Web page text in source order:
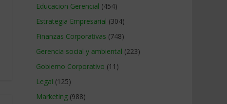
Educacion Gerencial (454)
Estrategia Empresarial (304)
Finanzas Corporativas (748)
Gerencia social y ambiental (223)
Gobierno Corporativo (11)
Legal (125)
Marketing (988)